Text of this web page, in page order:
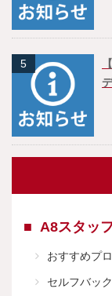
5
A8スタッ
おすすめプ
セルフバッ